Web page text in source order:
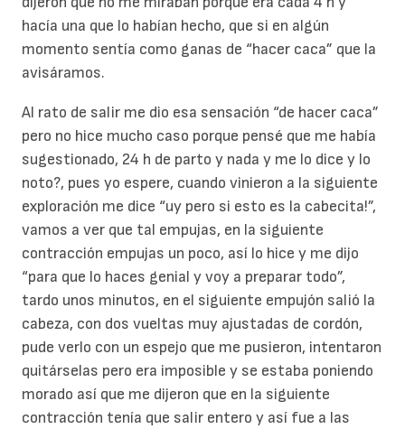
hacía una que lo habían hecho, que si en algún
momento sentía como ganas de “hacer caca” que la
avisáramos.
Al rato de salir me dio esa sensación “de hacer caca”
pero no hice mucho caso porque pensé que me había
sugestionado, 24 h de parto y nada y me lo dice y lo
noto?, pues yo espere, cuando vinieron a la siguiente
exploración me dice “uy pero si esto es la cabecita!”,
vamos a ver que tal empujas, en la siguiente
contracción empujas un poco, así lo hice y me dijo
“para que lo haces genial y voy a preparar todo”,
tardo unos minutos, en el siguiente empujón salió la
cabeza, con dos vueltas muy ajustadas de cordón,
pude verlo con un espejo que me pusieron, intentaron
quitárselas pero era imposible y se estaba poniendo
morado así que me dijeron que en la siguiente
contracción tenía que salir entero y así fue a las